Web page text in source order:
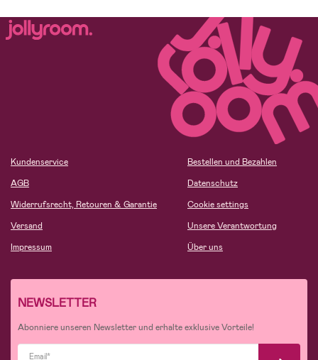
Kundenservice
AGB
Widerrufsrecht, Retouren & Garantie
Versand
Impressum
Bestellen und Bezahlen
Datenschutz
Cookie settings
Unsere Verantwortung
Über uns
NEWSLETTER
Abonniere unseren Newsletter und erhalte exklusive Vorteile!
Email*